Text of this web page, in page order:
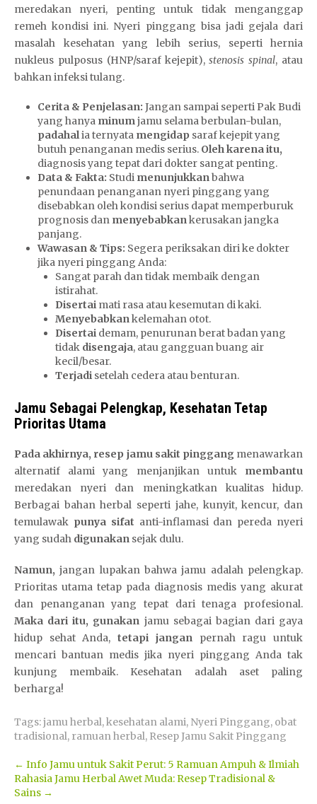
meredakan nyeri, penting untuk tidak menganggap
remeh kondisi ini. Nyeri pinggang bisa jadi gejala dari
masalah kesehatan yang lebih serius, seperti hernia
nukleus pulposus (HNP/saraf kejepit),stenosis spinal, atau
bahkan infeksi tulang.
Cerita & Penjelasan: Jangan sampai seperti Pak Budi
yang hanya minumjamu selama berbulan-bulan,
padahalia ternyata mengidap saraf kejepit yang
butuh penanganan medis serius. Oleh karena itu,
diagnosis yang tepat dari dokter sangat penting.
Data & Fakta: Studi menunjukkanbahwa
penundaan penanganan nyeri pinggang yang
disebabkan oleh kondisi serius dapat memperburuk
prognosis dan menyebabkankerusakan jangka
panjang.
Wawasan & Tips: Segera periksakan diri ke dokter
jika nyeri pinggang Anda:
Sangat parah dan tidak membaik dengan
istirahat.
Disertaimati rasa atau kesemutan di kaki.
Menyebabkankelemahan otot.
Disertaidemam, penurunan berat badan yang
tidak disengaja, atau gangguan buang air
kecil/besar.
Terjadisetelah cedera atau benturan.
Jamu Sebagai Pelengkap, Kesehatan Tetap
Prioritas Utama
Pada akhirnya, resep jamu sakit pinggang menawarkan
alternatif alami yang menjanjikan untuk membantu
meredakan nyeri dan meningkatkan kualitas hidup.
Berbagai bahan herbal seperti jahe, kunyit, kencur, dan
temulawak punya sifat anti-inflamasi dan pereda nyeri
yang sudah digunakan sejak dulu.
Namun, jangan lupakan bahwa jamu adalah pelengkap.
Prioritas utama tetap pada diagnosis medis yang akurat
dan penanganan yang tepat dari tenaga profesional.
Maka dari itu, gunakan jamu sebagai bagian dari gaya
hidup sehat Anda,tetapi janganpernah ragu untuk
mencari bantuan medis jika nyeri pinggang Anda tak
kunjung membaik. Kesehatan adalah aset paling
berharga!
Tags:jamu herbal,kesehatan alami, Nyeri Pinggang, obat
tradisional, ramuan herbal, Resep Jamu Sakit Pinggang
Post
navigation
← Info Jamu untuk Sakit Perut: 5 Ramuan Ampuh & Ilmiah
Rahasia Jamu Herbal Awet Muda: Resep Tradisional &
Sains →